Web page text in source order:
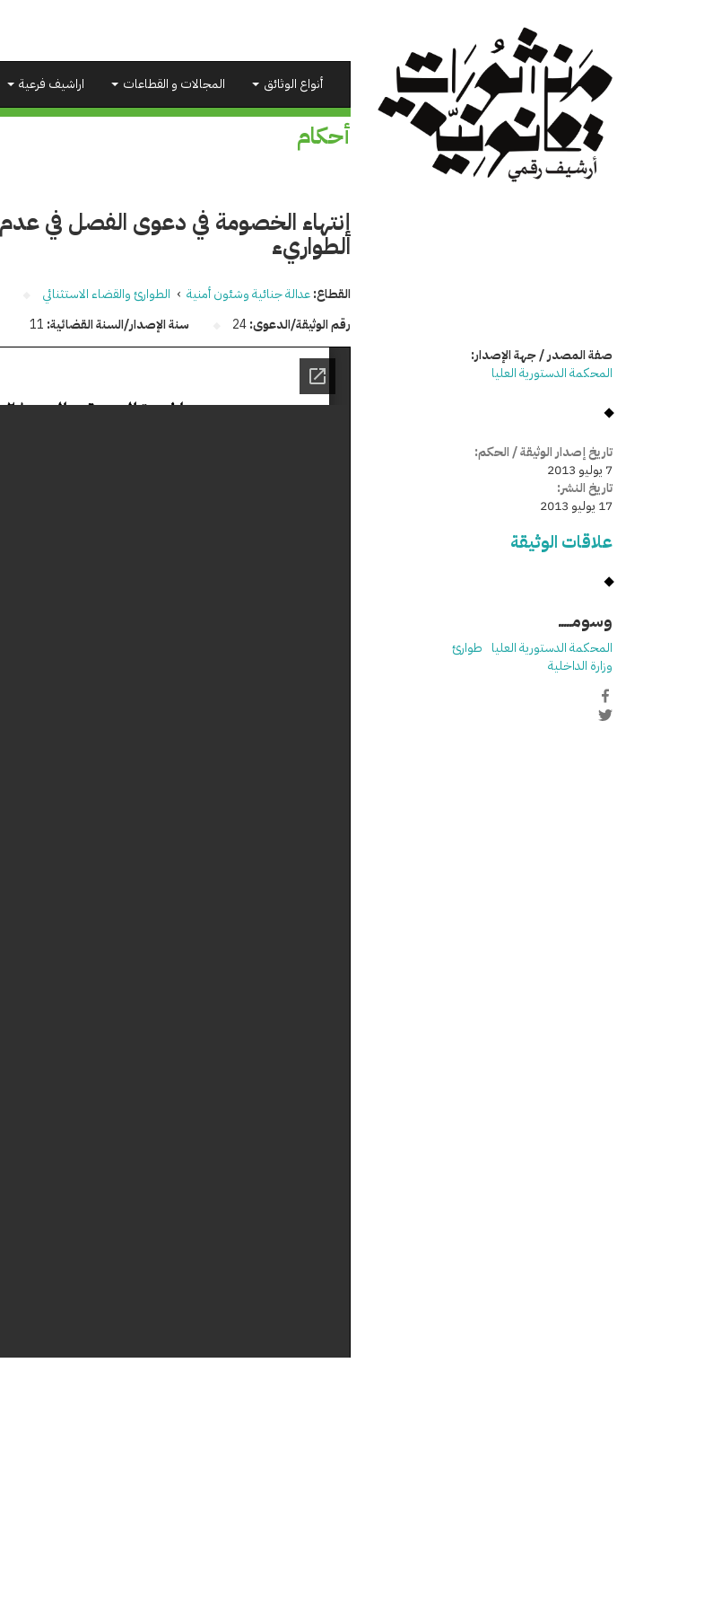
أنواع الوثائق المجالات و القطاعات اراشيف فرعية
أحكام
الطواريء
القطاع:عدالة جنائية وشئون أمنية › الطوارئ والقضاء الاستثنائي
رقم الوثيقة/الدعوى:24 سنة الإصدار/السنة القضائية: 11
صفة المصدر / جهة الإصدار:
المحكمة الدستورية العليا
تاريخ إصدار الوثيقة / الحكم:
7 يوليو 2013
تاريخ النشر:
17 يوليو 2013
علاقات الوثيقة
وسومـــــ
المحكمة الدستورية العليا طوارئ
وزارة الداخلية